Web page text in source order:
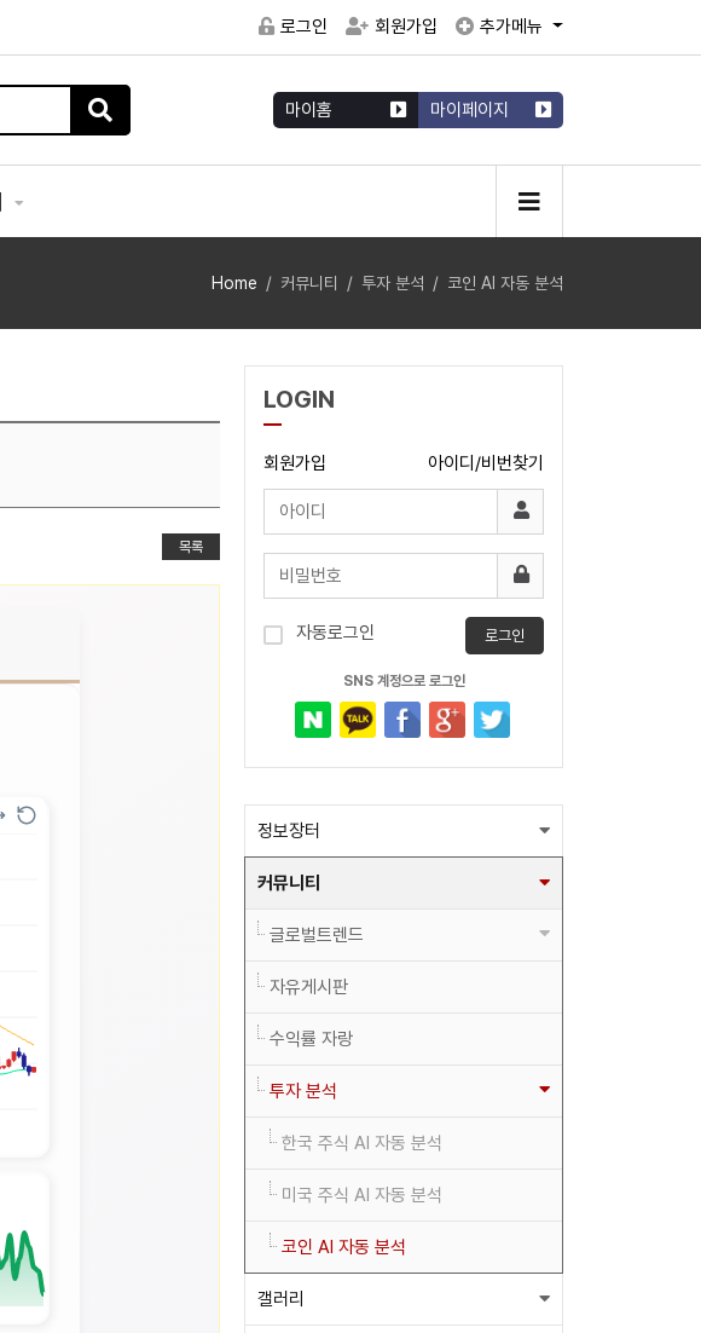
로그인 회원가입 추가메뉴
마이홈 마이페이지
Home 커뮤니티 투자 분석 코인 AI 자동 분석
목록
LOGIN
회원가입 아이디/비번찾기
자동로그인 로그인
SNS 계정으로 로그인
정보장터
커뮤니티
글로벌트렌드
자유게시판
수익률 자랑
투자 분석
한국 주식 AI 자동 분석
미국 주식 AI 자동 분석
코인 AI 자동 분석
갤러리